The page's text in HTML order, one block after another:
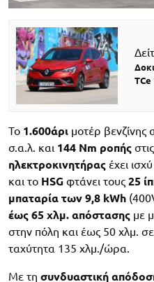
TCe
Το 1.600άρι μοτέρ βενζίνης
σ.α.λ. και 144 Nm ροπής
ηλεκτροκινητήρας έχει ισχύ
και το HSG φτάνει τους 25
μπαταρία των 9,8 kWh
έως 65 χλμ. απόστασης με
στην πόλη και έως 50 χλμ.
ταχύτητα 135 χλμ./ώρα.
Με τη συνδυαστική